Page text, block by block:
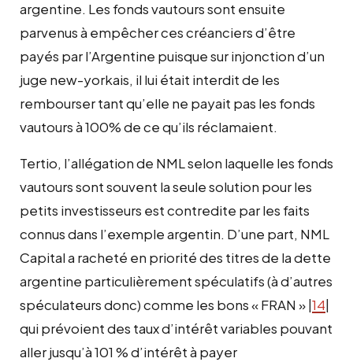
argentine. Les fonds vautours sont ensuite
parvenus à empêcher ces créanciers d’être
payés par l’Argentine puisque sur injonction d’un
juge new-yorkais, il lui était interdit de les
rembourser tant qu’elle ne payait pas les fonds
vautours à 100% de ce qu’ils réclamaient.
Tertio, l’allégation de NML selon laquelle les fonds
vautours sont souvent la seule solution pour les
petits investisseurs est contredite par les faits
connus dans l’exemple argentin. D’une part, NML
Capital a racheté en priorité des titres de la dette
argentine particulièrement spéculatifs (à d’autres
spéculateurs donc) comme les bons « FRAN » |14|
qui prévoient des taux d’intérêt variables pouvant
aller jusqu’à 101 % d’intérêt à payer